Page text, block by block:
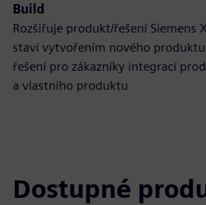
Build
Rozšiřuje produkt/řešení Siemens
staví vytvořením nového
řešení pro zákazníky integrací
a vlastního produktu
Dostupné